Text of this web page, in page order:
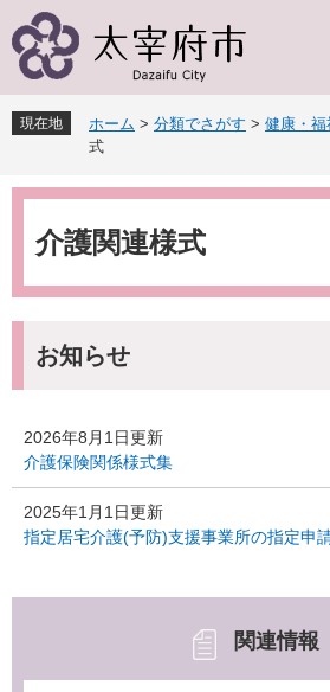
ー
先
頭
す
ニ
を
飛
し
現在地 ホーム > 分類でさがす > 健康・福
式
本
介護関連様式
お知らせ
2026年8月1日更新
介護保険関係様式集
2025年1月1日更新
指定居宅介護(予防)支援事業所の指定申
関連情報